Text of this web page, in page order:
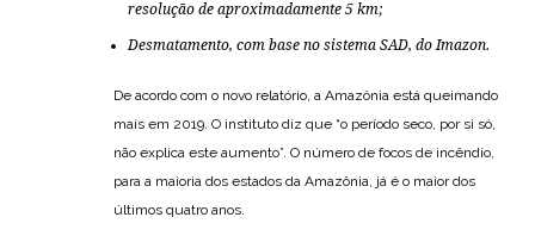
resolução de aproximadamente 5 km;
Desmatamento, com base no sistema SAD, do Imazon.
De acordo com o novo relatório, a Amazônia está queimando
mais em 2019. O instituto diz que “o período seco, por si só,
não explica este aumento”. O número de focos de incêndio,
para a maioria dos estados da Amazônia, já é o maior dos
últimos quatro anos.